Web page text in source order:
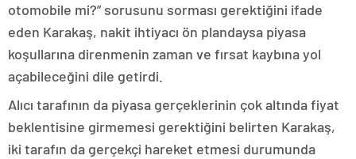
otomobile mi?” sorusunu sorması gerektiğini ifade
eden Karakaş, nakit ihtiyacı ön plandaysa piyasa
koşullarına direnmenin zaman ve fırsat kaybına yol
açabileceğini dile getirdi.
Alıcı tarafının da piyasa gerçeklerinin çok altında fiyat
beklentisine girmemesi gerektiğini belirten Karakaş,
iki tarafın da gerçekçi hareket etmesi durumunda